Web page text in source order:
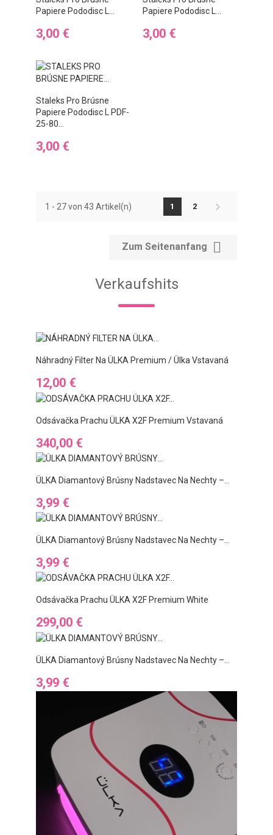
Papiere Pododisc L...
Preis
3,00 €
Papiere Pododisc L...
Preis
3,00 €
Staleks Pro Brúsne
Papiere Pododisc L PDF-
25-80...
Preis
3,00 €
1 - 27 von 43 Artikel(n) 1 2
Zum Seitenanfang 
Verkaufshits
Náhradný Filter Na ÜLKA Premium / Ülka Vstavaná
Preis
12,00 €
Odsávačka Prachu ÜLKA X2F Premium Vstavaná
Preis
340,00 €
ÜLKA Diamantový Brúsny Nadstavec Na Nechty –...
Preis
3,99 €
ÜLKA Diamantový Brúsny Nadstavec Na Nechty –...
Preis
3,99 €
Odsávačka Prachu ÜLKA X2F Premium White
Preis
299,00 €
ÜLKA Diamantový Brúsny Nadstavec Na Nechty –...
Preis
3,99 €